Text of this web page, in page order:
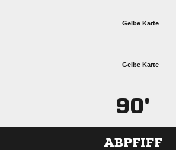
Gelbe Karte
Gelbe Karte
90'
ABPFIFF